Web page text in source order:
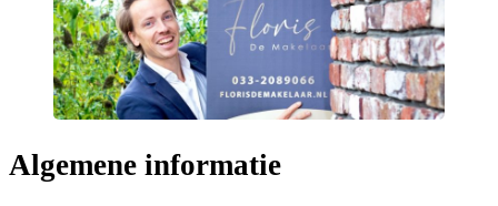
Algemene informatie